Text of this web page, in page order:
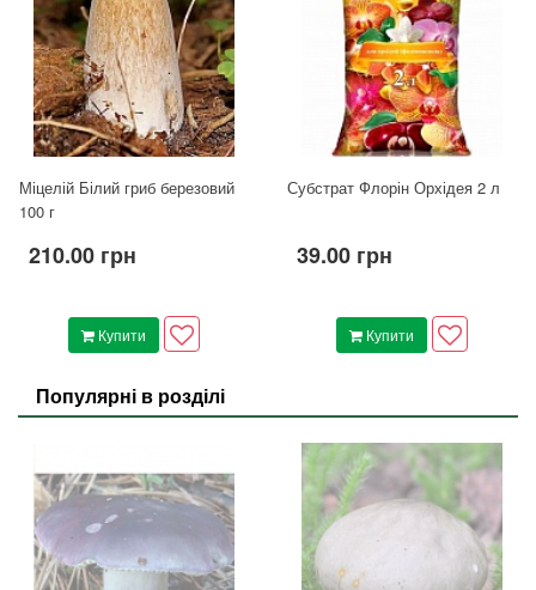
Міцелій Білий гриб березовий
100 г
210.00 грн
Купити
Субстрат Флорін Орхідея 2 л
39.00 грн
Купити
Популярні в розділі